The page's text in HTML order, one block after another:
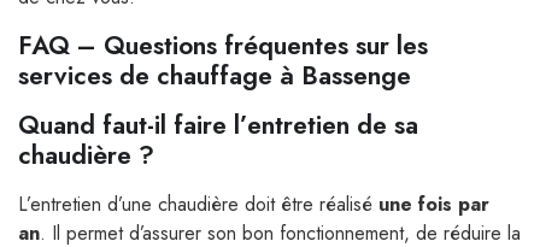
FAQ – Questions fréquentes sur les
services de chauffage à Bassenge
Quand faut-il faire l’entretien de sa
chaudière ?
L’entretien d’une chaudière doit être réalisé une fois par
an. Il permet d’assurer son bon fonctionnement, de réduire la